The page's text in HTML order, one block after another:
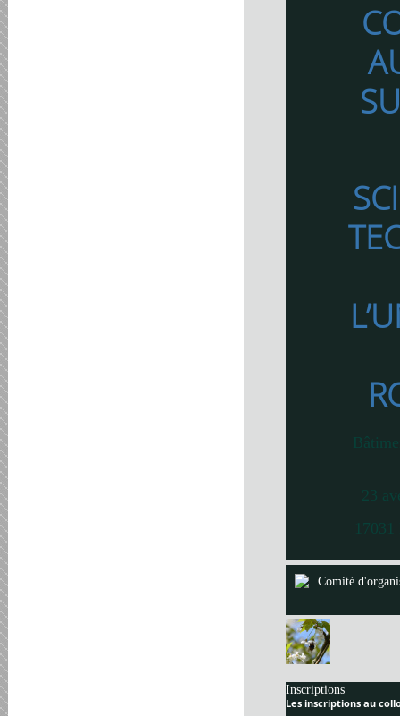
23
Comité
Inscriptions
Les inscriptions au